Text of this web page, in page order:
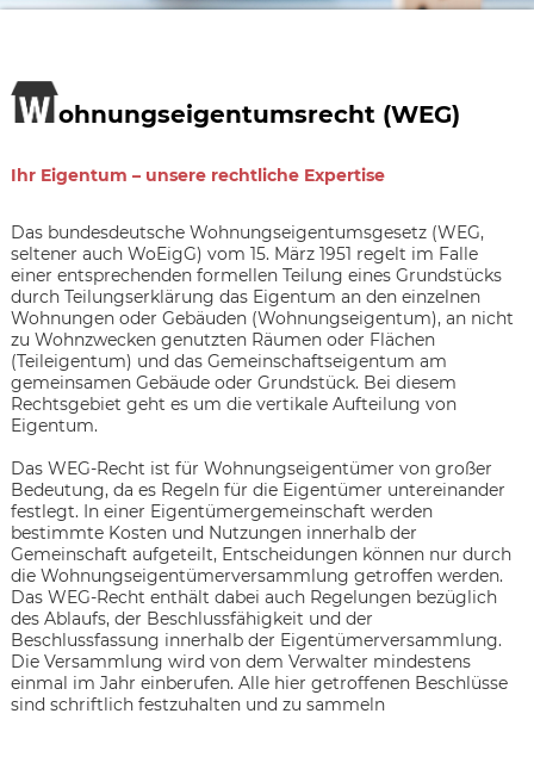
ohnungseigentumsrecht (WEG)
Ihr Eigentum – unsere rechtliche Expertise
Das bundesdeutsche Wohnungseigentumsgesetz (WEG,
seltener auch WoEigG) vom 15. März 1951 regelt im Falle
einer entsprechenden formellen Teilung eines Grundstücks
durch Teilungserklärung das Eigentum an den einzelnen
Wohnungen oder Gebäuden (Wohnungseigentum), an nicht
zu Wohnzwecken genutzten Räumen oder Flächen
(Teileigentum) und das Gemeinschaftseigentum am
gemeinsamen Gebäude oder Grundstück. Bei diesem
Rechtsgebiet geht es um die vertikale Aufteilung von
Eigentum.
Das WEG-Recht ist für Wohnungseigentümer von großer
Bedeutung, da es Regeln für die Eigentümer untereinander
festlegt. In einer Eigentümergemeinschaft werden
bestimmte Kosten und Nutzungen innerhalb der
Gemeinschaft aufgeteilt, Entscheidungen können nur durch
die Wohnungseigentümerversammlung getroffen werden.
Das WEG-Recht enthält dabei auch Regelungen bezüglich
des Ablaufs, der Beschlussfähigkeit und der
Beschlussfassung innerhalb der Eigentümerversammlung.
Die Versammlung wird von dem Verwalter mindestens
einmal im Jahr einberufen. Alle hier getroffenen Beschlüsse
sind schriftlich festzuhalten und zu sammeln